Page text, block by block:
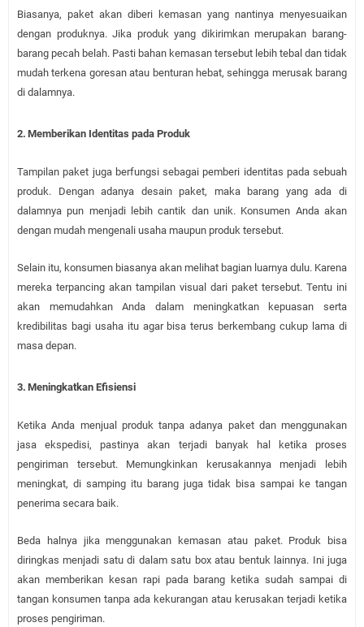
Biasanya, paket akan diberi kemasan yang nantinya menyesuaikan
dengan produknya. Jika produk yang dikirimkan merupakan barang-
barang pecah belah. Pasti bahan kemasan tersebut lebih tebal dan tidak
mudah terkena goresan atau benturan hebat, sehingga merusak barang
di dalamnya.
2. Memberikan Identitas pada Produk
Tampilan paket juga berfungsi sebagai pemberi identitas pada sebuah
produk. Dengan adanya desain paket, maka barang yang ada di
dalamnya pun menjadi lebih cantik dan unik. Konsumen Anda akan
dengan mudah mengenali usaha maupun produk tersebut.
Selain itu, konsumen biasanya akan melihat bagian luarnya dulu. Karena
mereka terpancing akan tampilan visual dari paket tersebut. Tentu ini
akan memudahkan Anda dalam meningkatkan kepuasan serta
kredibilitas bagi usaha itu agar bisa terus berkembang cukup lama di
masa depan.
3. Meningkatkan Efisiensi
Ketika Anda menjual produk tanpa adanya paket dan menggunakan
jasa ekspedisi, pastinya akan terjadi banyak hal ketika proses
pengiriman tersebut. Memungkinkan kerusakannya menjadi lebih
meningkat, di samping itu barang juga tidak bisa sampai ke tangan
penerima secara baik.
Beda halnya jika menggunakan kemasan atau paket. Produk bisa
diringkas menjadi satu di dalam satu box atau bentuk lainnya. Ini juga
akan memberikan kesan rapi pada barang ketika sudah sampai di
tangan konsumen tanpa ada kekurangan atau kerusakan terjadi ketika
proses pengiriman.